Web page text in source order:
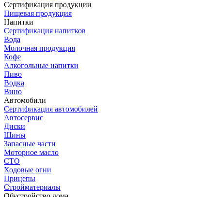
Сертификация продукции
Пищевая продукция
Напитки
Сертификация напитков
Вода
Молочная продукция
Кофе
Алкогольные напитки
Пиво
Водка
Вино
Автомобили
Сертификация автомобилей
Автосервис
Диски
Шины
Запасные части
Моторное масло
СТО
Ходовые огни
Прицепы
Стройматериалы